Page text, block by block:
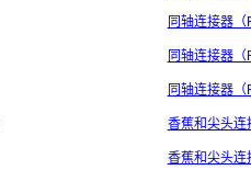
同轴连接器（
同轴连接器
同轴连接器
香蕉和尖头连
香蕉和尖头连